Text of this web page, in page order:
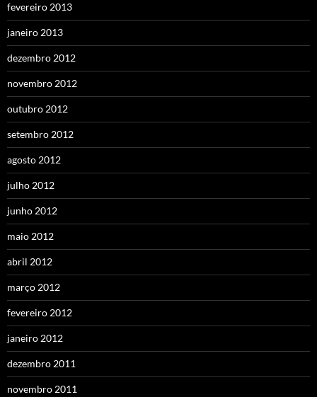
fevereiro 2013
janeiro 2013
dezembro 2012
novembro 2012
outubro 2012
setembro 2012
agosto 2012
julho 2012
junho 2012
maio 2012
abril 2012
março 2012
fevereiro 2012
janeiro 2012
dezembro 2011
novembro 2011